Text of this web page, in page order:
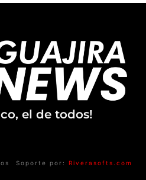
el de todos!
Soporte por: Riverasofts.com